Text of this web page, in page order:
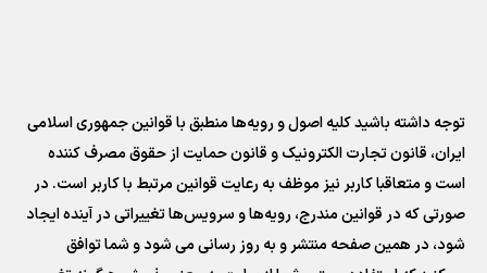
توجه داشته باشید کلیه اصول و رویه‏‌ها منطبق با قوانین جمهوری اسلامی
ایران، قانون تجارت الکترونیک و قانون حمایت از حقوق مصرف کننده
است و متعاقبا کاربر نیز موظف به رعایت قوانین مرتبط با کاربر است. در
صورتی که در قوانین مندرج، رویه‏‌ها و سرویس‏‌ها تغییراتی در آینده ایجاد
شود، در همین صفحه منتشر و به روز رسانی می شود و شما توافق